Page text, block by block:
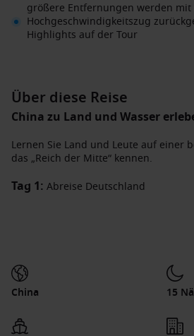
größere Entfernungen werden mit
Hochgeschwindigkeitszug
Highlights auf der Tour
Über diese Reise
China zu Land und Wasser
Lernen Sie Land und Leute auf einer
das „Reich der Mitte“ kennen.
Tag 1: Abreise Deutschland
Geschichte. Besuchen Sie
den Platz des himmlischen Friedens,
einst der Kaiser residierte, sowie den
Teegeschäft kennen.
China 15